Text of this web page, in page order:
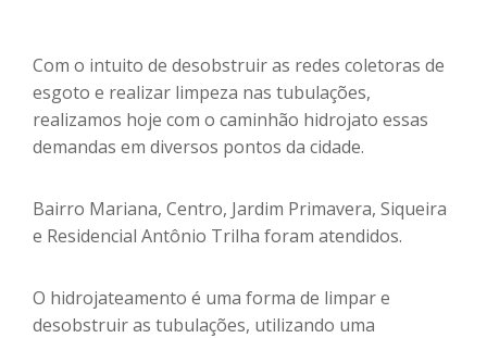
Com o intuito de desobstruir as redes coletoras de
esgoto e realizar limpeza nas tubulações,
realizamos hoje com o caminhão hidrojato essas
demandas em diversos pontos da cidade.
Bairro Mariana, Centro, Jardim Primavera, Siqueira
e Residencial Antônio Trilha foram atendidos.
O hidrojateamento é uma forma de limpar e
desobstruir as tubulações, utilizando uma